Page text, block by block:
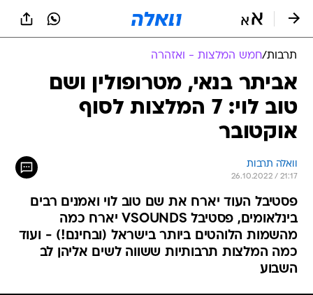
תרבות/חמש המלצות - ואזהרה
אביתר בנאי, מטרופולין ושם
טוב לוי: 7 המלצות לסוף
אוקטובר
וואלה תרבות
26.10.2022 / 21:17
פסטיבל העוד יארח את שם טוב לוי ואמנים רבים
בינלאומים, פסטיבל VSOUNDS יארח כמה
מהשמות הלוהטים ביותר בישראל (ובחינם!) - ועוד
כמה המלצות תרבותיות ששווה לשים אליהן לב
השבוע